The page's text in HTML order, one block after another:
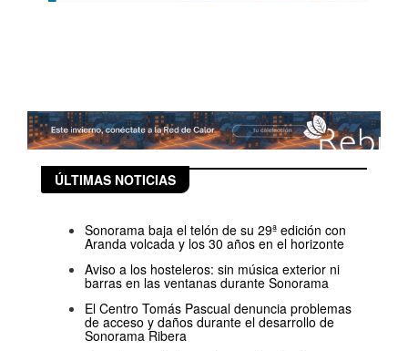
ÚLTIMAS NOTICIAS
Sonorama baja el telón de su 29ª edición con
Aranda volcada y los 30 años en el horizonte
Aviso a los hosteleros: sin música exterior ni
barras en las ventanas durante Sonorama
El Centro Tomás Pascual denuncia problemas
de acceso y daños durante el desarrollo de
Sonorama Ribera